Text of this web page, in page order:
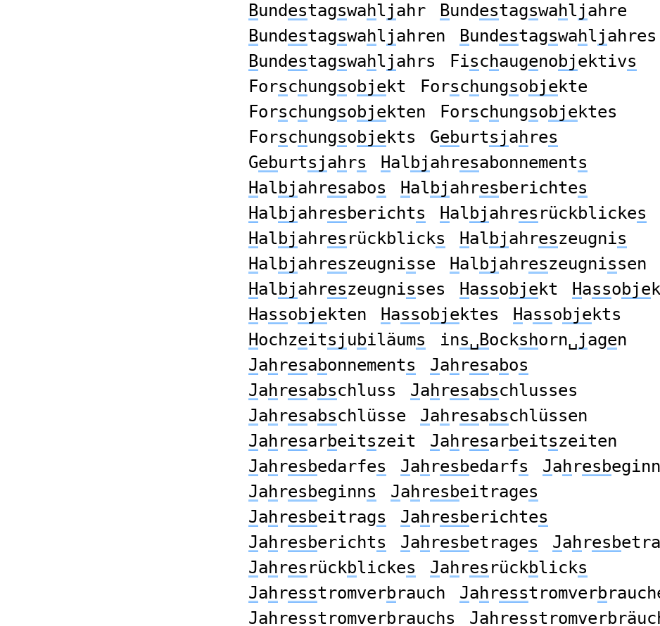
Bundestagswahljahr Bundestagswahljahre
Bundestagswahljahren Bundestagswahljahres
Bundestagswahljahrs Fischaugenobjektivs
Forschungsobje kt Forschungsobje kte
Forschungsobje kten Forschungsobje ktes
Forschungsobje kts Geburtsjahres
Geburtsjahrs Halbjahresabonnements
Halbjahresabos Halbjahres berichtes
Halbjahres berichts Halbjahres rückblickes
Halbjahres rückblicks Halbjahreszeugnis
Halbjahreszeugnisse Halbjahreszeugnissen
Halbjahreszeugnisses Hassobje kt Hassobje
Hassobje kten Hassobje ktes Hassobje kts
Hochzeitsj ubiläums ins␣Bockshorn␣jagen
Jahresabonnements Jahresabos
Jahresabschluss Jahresabschlusses
Jahresabschlüsse Jahresabschlüssen
Jahresarbeitszeit Jahresarbeitszeiten
Jahresbedarfes Jahresbedarfs Jahresb
Jahresbeginns Jahresbeitrages
Jahresbeitrags Jahresberichtes
Jahresberichts Jahresbetrages Jahresb
Jahres rückblickes Jahres rückblicks
Jahresstromverbrauch Jahresstromverb
Jahresstromverbrauchs Jahresstromverb